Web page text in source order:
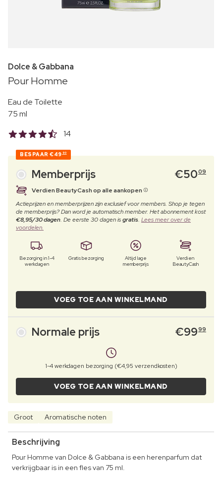
Dolce & Gabbana
Pour Homme
Eau de Toilette
75 ml
14
BESPAAR €49 90
Memberprijs €5009
Verdien BeautyCash op alle aankopen
Actieprijzen en memberprijzen zijn exclusief voor members. Shop je tegen
de memberprijs? Dan word je automatisch member. Het abonnement kost
€8,95/30 dagen. De eerste 30 dagen isgratis. Lees meer over de
voordelen.
Bezorging in 1-4
werkdagen
Gratis bezorging
Altijd lage
memberprijs
Verdien
BeautyCash
VOEG TOE AAN WINKELMAND
Normale prijs €9999
1-4 werkdagen bezorging (€4,95 verzendkosten)
VOEG TOE AAN WINKELMAND
Groot Aromatische noten
Beschrijving
Pour Homme van Dolce & Gabbana is een herenparfum dat
verkrijgbaar is in een fles van 75 ml.